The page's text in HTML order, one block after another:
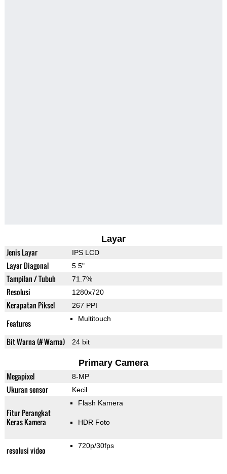
Layar
Jenis Layar IPS LCD
Layar Diagonal 5.5"
Tampilan / Tubuh 71.7%
Resolusi 1280x720
Kerapatan Piksel 267 PPI
Features Multitouch
Bit Warna (# Warna) 24 bit
Primary Camera
Megapixel 8-MP
Ukuran sensor Kecil
Fitur Perangkat
Keras Kamera
Flash Kamera
HDR Foto
resolusi video 720p/30fps